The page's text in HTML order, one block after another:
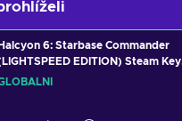
Halcyon 6: Starbase Commander
EDITION) Steam Key